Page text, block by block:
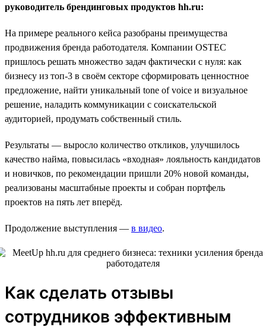
руководитель брендинговых продуктов hh.ru:
На примере реального кейса разобраны преимущества
продвижения бренда работодателя. Компании OSTEC
пришлось решать множество задач фактически с нуля: как
бизнесу из топ-3 в своём секторе сформировать ценностное
предложение, найти уникальный tone of voice и визуальное
решение, наладить коммуникации с соискательской
аудиторией, продумать собственный стиль.
Результаты — выросло количество откликов, улучшилось
качество найма, повысилась «входная» лояльность кандидатов
и новичков, по рекомендации пришли 20% новой команды,
реализованы масштабные проекты и собран портфель
проектов на пять лет вперёд.
Продолжение выступления — в видео.
Как сделать отзывы
сотрудников эффективным